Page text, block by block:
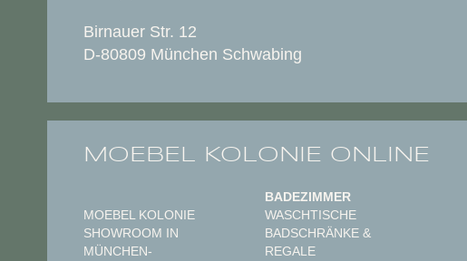
Birnauer Str. 12
D-80809 München Schwabing
MOEBEL KOLONIE ONLINE
MOEBEL KOLONIE
SHOWROOM IN
MÜNCHEN-
BADEZIMMER
WASCHTISCHE
BADSCHRÄNKE &
REGALE